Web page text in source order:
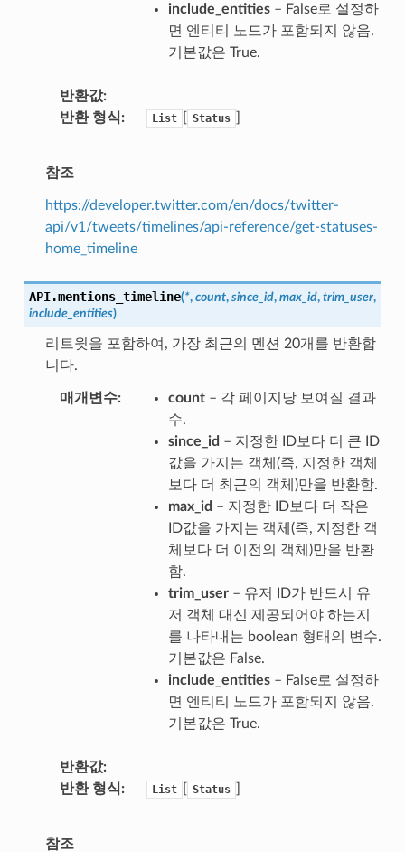
include_entities– False로 설정하
면 엔티티 노드가 포함되지 않음.
기본값은 True.
반환값
반환 형식
List Status
참조
https://developer.twitter.com/en/docs/twitter-
api/v1/tweets/timelines/api-reference/get-statuses-
home_timeline
API.mentions_timeline(*, count, since_id, max_id, trim_user,
include_entities)
리트윗을 포함하여, 가장 최근의 멘션 20개를 반환합
니다.
매개변수 count– 각 페이지당 보여질 결과
수.
since_id – 지정한 ID보다 더 큰 ID
값을 가지는 객체(즉, 지정한 객체
보다 더 최근의 객체)만을 반환함.
max_id – 지정한 ID보다 더 작은
ID값을 가지는 객체(즉, 지정한 객
체보다 더 이전의 객체)만을 반환
함.
trim_user– 유저 ID가 반드시 유
저 객체 대신 제공되어야 하는지
를 나타내는 boolean 형태의 변수.
기본값은 False.
include_entities– False로 설정하
면 엔티티 노드가 포함되지 않음.
기본값은 True.
반환값
반환 형식
List Status
참조